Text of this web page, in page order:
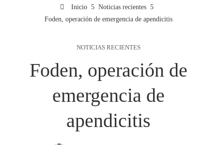
Inicio
Noticias recientes
Foden, operación de emergencia de apendicitis
NOTICIAS RECIENTES
Foden, operación de
emergencia de
apendicitis